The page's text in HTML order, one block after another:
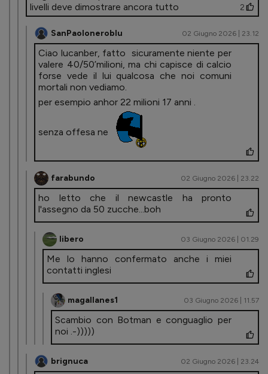
livelli deve dimostrare ancora tutto
2
SanPaoloneroblu 02 Giugno 2026 | 23.12
Ciao lucanber, fatto sicuramente niente per
valere 40/50’milioni, ma chi capisce di calcio
forse vede il lui qualcosa che noi comuni
mortali non vediamo.
per esempio anhor 22 milioni 17 anni .
senza offesa ne
farabundo 02 Giugno 2026 | 23.22
ho letto che il newcastle ha pronto
l'assegno da 50 zucche...boh
libero 03 Giugno 2026 | 01.29
Me lo hanno confermato anche i miei
contatti inglesi
magallanes1 03 Giugno 2026 | 11.57
Scambio con Botman e conguaglio per
noi .-)))))
brignuca 02 Giugno 2026 | 23.24